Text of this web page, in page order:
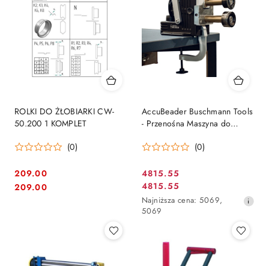
ROLKI DO ŻŁOBIARKI CW-
50.200 1 KOMPLET
(0)
Cena:
209.00
Cena:
209.00
AccuBeader Buschmann Tools
- Przenośna Maszyna do
(0)
Cena
promocyjna:
4815.55
Cena
promocyjna:
4815.55
Najniższa
cena
Najniższa cena: 5069,
5069